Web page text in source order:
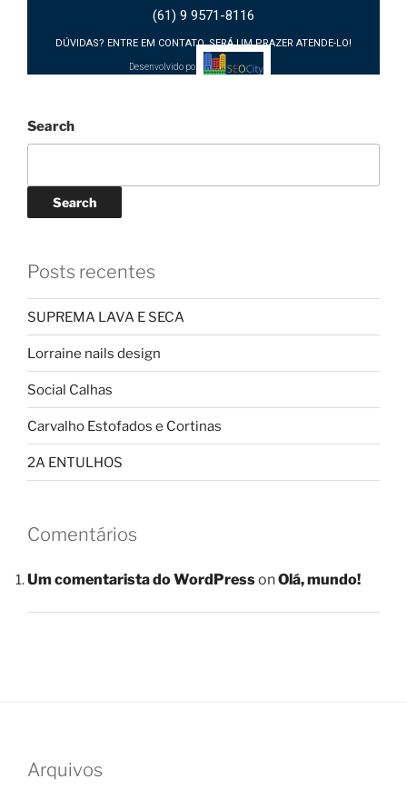
(61) 9 9571-8116
DÚVIDAS? ENTRE EM CONTATO, SERÁ UM PRAZER ATENDE-LO!
Desenvolvido por:
Search
Search
Posts recentes
SUPREMA LAVA E SECA
Lorraine nails design
Social Calhas
Carvalho Estofados e Cortinas
2A ENTULHOS
Comentários
Um comentarista do WordPressonOlá, mundo!
Arquivos